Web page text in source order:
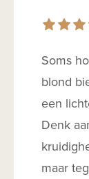
Soms
blond
een
Denk
maar